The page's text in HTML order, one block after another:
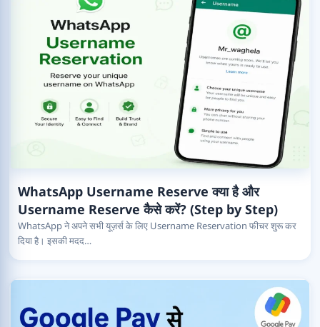
WhatsApp Username Reserve क्या है और
Username Reserve कैसे करें? (Step by Step)
WhatsApp ने अपने सभी यूज़र्स के लिए Username Reservation फीचर शुरू कर
दिया है। इसकी मदद…